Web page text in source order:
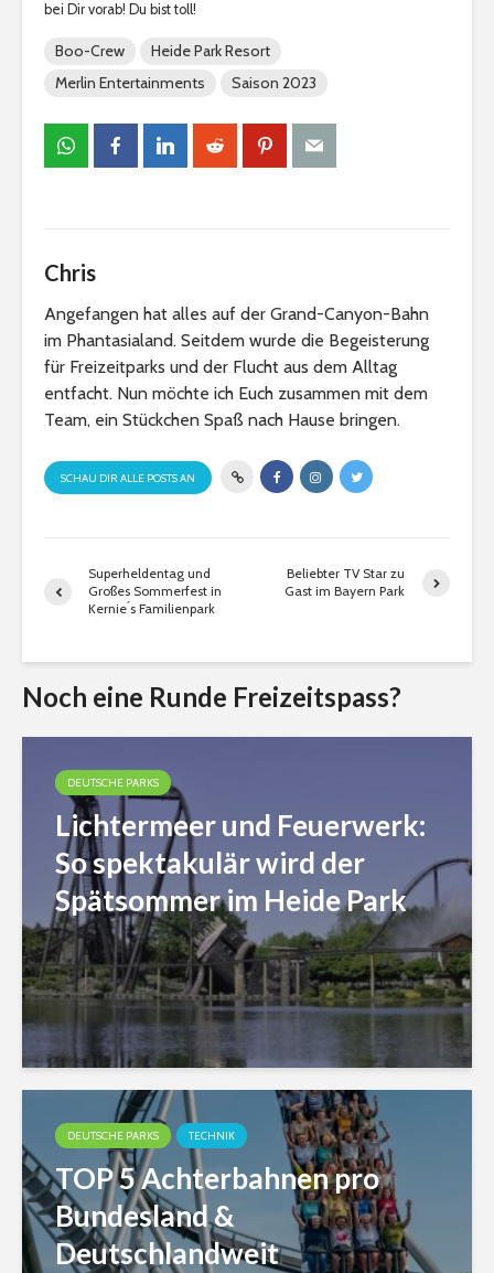
bei Dir vorab! Du bist toll!
Boo-Crew
Heide Park Resort
Merlin Entertainments
Saison 2023
Chris
Angefangen hat alles auf der Grand-Canyon-Bahn
im Phantasialand. Seitdem wurde die Begeisterung
für Freizeitparks und der Flucht aus dem Alltag
entfacht. Nun möchte ich Euch zusammen mit dem
Team, ein Stückchen Spaß nach Hause bringen.
SCHAU DIR ALLE POSTS AN
Superheldentag und
Großes Sommerfest in
Kernie ́s Familienpark
Beliebter TV Star zu
Gast im Bayern Park
Noch eine Runde Freizeitspass?
DEUTSCHE PARKS
Lichtermeer und Feuerwerk:
So spektakulär wird der
Spätsommer im Heide Park
DEUTSCHE PARKS TECHNIK
TOP 5 Achterbahnen pro
Bundesland &
Deutschlandweit